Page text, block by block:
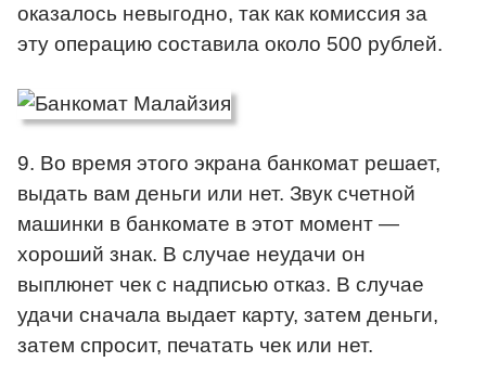
оказалось невыгодно, так как комиссия за
эту операцию составила около 500 рублей.
9. Во время этого экрана банкомат решает,
выдать вам деньги или нет. Звук счетной
машинки в банкомате в этот момент —
хороший знак. В случае неудачи он
выплюнет чек с надписью отказ. В случае
удачи сначала выдает карту, затем деньги,
затем спросит, печатать чек или нет.